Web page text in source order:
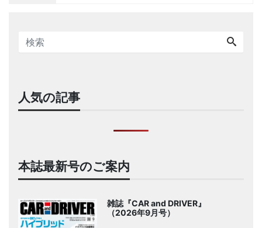
人気の記事
本誌最新号のご案内
雑誌『CAR and DRIVER』
（2026年9月号）